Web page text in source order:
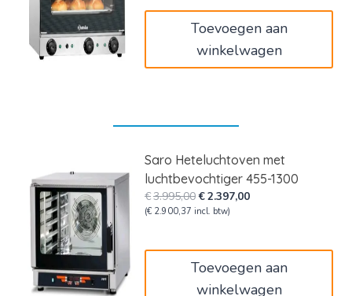
Toevoegen aan
winkelwagen
Saro Heteluchtoven met
luchtbevochtiger 455-1300
€3.995,00Oorspronkelijke
prijs
€2.397,00Huidige
(€ 2.900,37 incl. btw)
Toevoegen aan
winkelwagen